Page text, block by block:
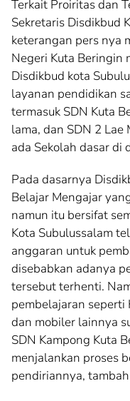
Terkait Proiritas dan
Sekretaris Disdikbud
keterangan pers nya
Negeri Kuta Beringin
Disdikbud kota
layanan pendidikan
termasuk SDN Kuta
lama, dan SDN 2
ada Sekolah dasar di
Pada dasarnya
Belajar Mengajar
namun itu bersifat
Kota Subulussalam
anggaran untuk
disebabkan adanya
tersebut terhenti.
pembelajaran seperti
dan mobiler lainnya
SDN Kampong Kuta
menjalankan proses
pendiriannya,